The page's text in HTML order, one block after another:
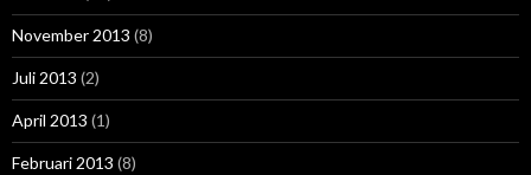
November 2013 (8)
Juli 2013 (2)
April 2013 (1)
Februari 2013 (8)